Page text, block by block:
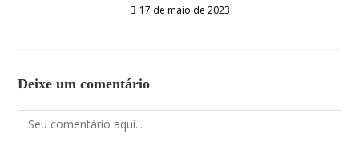
17 de maio de 2023
Deixe um comentário